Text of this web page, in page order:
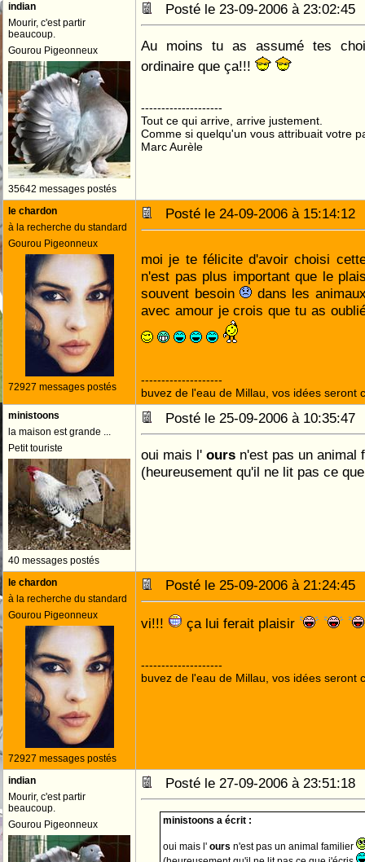
indian
Mourir, c'est partir
beaucoup.
Gourou Pigeonneux
35642 messages postés
Posté le 23-09-2006 à
Au moins tu as assumé tes
ordinaire que ça!!!
--------------------
Tout ce qui arrive, arrive justement.
Comme si quelqu'un vous attribuait votre
Marc Aurèle
le chardon
à la recherche du standard
Gourou Pigeonneux
72927 messages postés
Posté le 24-09-2006 à
moi je te félicite d'avoir choisi
n'est pas plus important que le
souvent besoin
dans les
avec amour je crois que tu as
--------------------
buvez de l'eau de Millau, vos idées seront
ministoons
la maison est grande ...
Petit touriste
40 messages postés
Posté le 25-09-2006 à
oui mais l' ours n'est pas un animal
(heureusement qu'il ne lit pas ce
le chardon
à la recherche du standard
Gourou Pigeonneux
72927 messages postés
Posté le 25-09-2006 à
vi!!! ça lui ferait plaisir
--------------------
buvez de l'eau de Millau, vos idées seront
indian
Mourir, c'est partir
beaucoup.
Gourou Pigeonneux
Posté le 27-09-2006 à
ministoons a écrit :
oui mais l' ours n'est pas un animal familier